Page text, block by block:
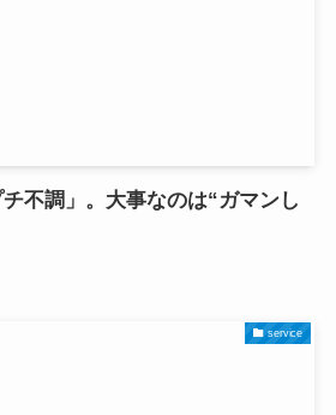
不調」。大事なのは“ガマンし
service